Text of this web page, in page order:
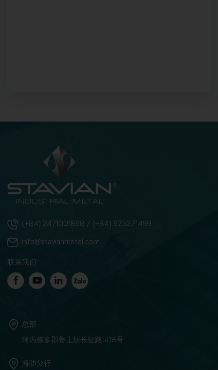
(+84) 2471001868 / (+84) 975271499
info@stavianmetal.com
联系我们
总部
河内栋多郡姜上坊长征路508号
海防分行